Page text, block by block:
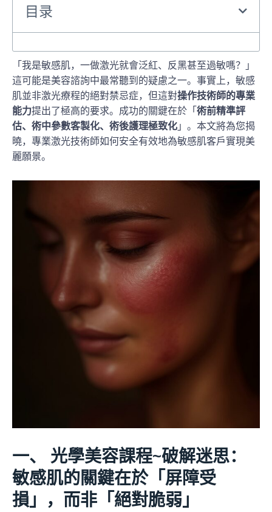
目录
「我是敏感肌，一做激光就會泛紅、反黑甚至過敏嗎？」
這可能是美容諮詢中最常聽到的疑慮之一。事實上，敏感
肌並非激光療程的絕對禁忌症，但這對操作技術師的專業
能力提出了極高的要求。成功的關鍵在於「 術前精準評
估、術中參數客製化、術後護理極致化 」。本文將為您揭
曉，專業激光技術師如何安全有效地為敏感肌客戶實現美
麗願景。
一、 光學美容課程~破解迷思：
敏感肌的關鍵在於「屏障受
損」，而非「絕對脆弱」